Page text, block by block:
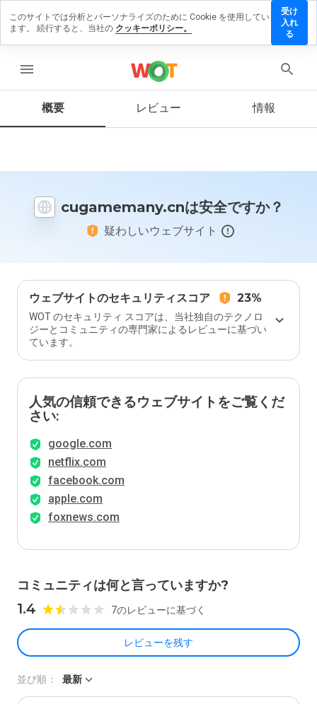
menu
概要 レビュー 情報
cugamemany.cnは安全ですか？
疑わしいウェブサイト
ウェブサイトのセキュリティスコア 23%
WOT のセキュリティ スコアは、当社独自のテクノロ
ジーとコミュニティの専門家によるレビューに基づい
ています。
人気の信頼できるウェブサイトをご覧くだ
さい:
google.com
netflix.com
facebook.com
apple.com
foxnews.com
コミュニティは何と言っていますか?
1.4 7のレビューに基づく
レビューを残す
ューを
この
イト
価し
ます
か？
並び順： 最新
このサイトでは分析とパーソナライズのために Cookie を使用してい
ます。 続行すると、当社の クッキーポリシー。
受け
入れ
る